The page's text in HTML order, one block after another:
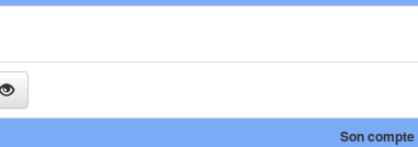
Son compte